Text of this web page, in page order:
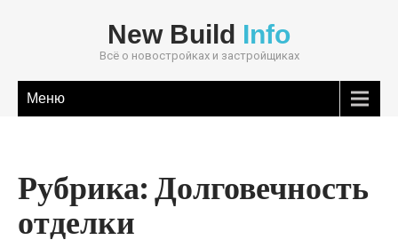
New Build Info
Всё о новостройках и застройщиках
Меню
Рубрика:Долговечность
отделки